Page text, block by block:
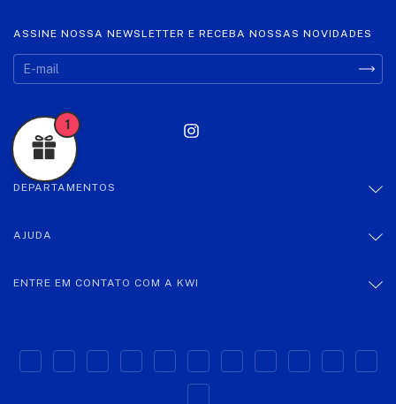
ASSINE NOSSA NEWSLETTER E RECEBA NOSSAS NOVIDADES
DEPARTAMENTOS
AJUDA
ENTRE EM CONTATO COM A KWI
1